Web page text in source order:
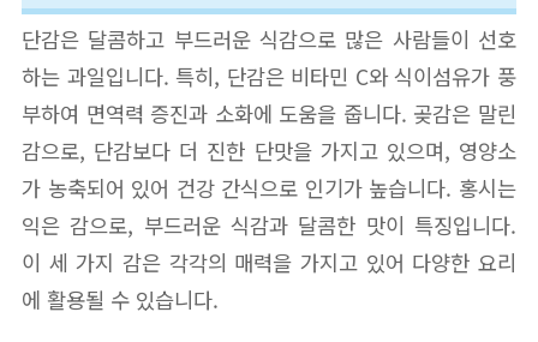
단감은 달콤하고 부드러운 식감으로 많은 사람들이 선호
하는 과일입니다. 특히, 단감은 비타민 C와 식이섬유가 풍
부하여 면역력 증진과 소화에 도움을 줍니다. 곶감은 말린
감으로, 단감보다 더 진한 단맛을 가지고 있으며, 영양소
가 농축되어 있어 건강 간식으로 인기가 높습니다. 홍시는
익은 감으로, 부드러운 식감과 달콤한 맛이 특징입니다.
이 세 가지 감은 각각의 매력을 가지고 있어 다양한 요리
에 활용될 수 있습니다.